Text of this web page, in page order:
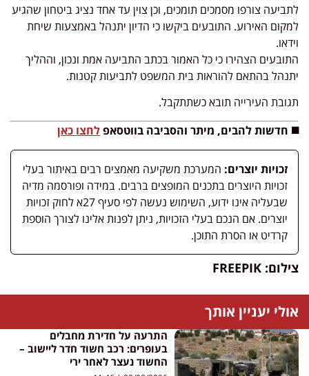
לתביעה צורפו מסמכים תומכים, וכן צוין עד אחד נציג ביטחון שהגיע
למקום האירוע. התובעים ביקשו כי הדיון יתנהל באמצעות שיחת
וידאו.
התובעים הצהירו כי כל האמור בכתב התביעה אמת ונכון, וההליך
יתנהל בהתאם להוראות בית המשפט לתביעות קטנות.
תגובת העירייה תובא כשתתקבל.
◼️ חדשות להבים, מיתר והסביבה בווטסאפלחצו כאן
זכויות יוצרים: המערכת משקיעה מאמצים רבים באיתור בעלי
זכויות היוצרים בתכנים המופצים ברבים. במידה ופורסמה מדיה
שבעליה אינו ידוע, השימוש נעשה לפי סעיף 27א לחוק זכויות
יוצרים. אם הנכם בעלי הזכויות, ניתן לפנות אלינו לצורך הוספת
קרדיט או הסרת התוכן.
צילום: FREEPIK
אולי יעניין אותך
התרעה על חדירת מחבלים
בעופרים: רכב חשוד חדר ליישוב –
החשוד נעצר לאחר ירי